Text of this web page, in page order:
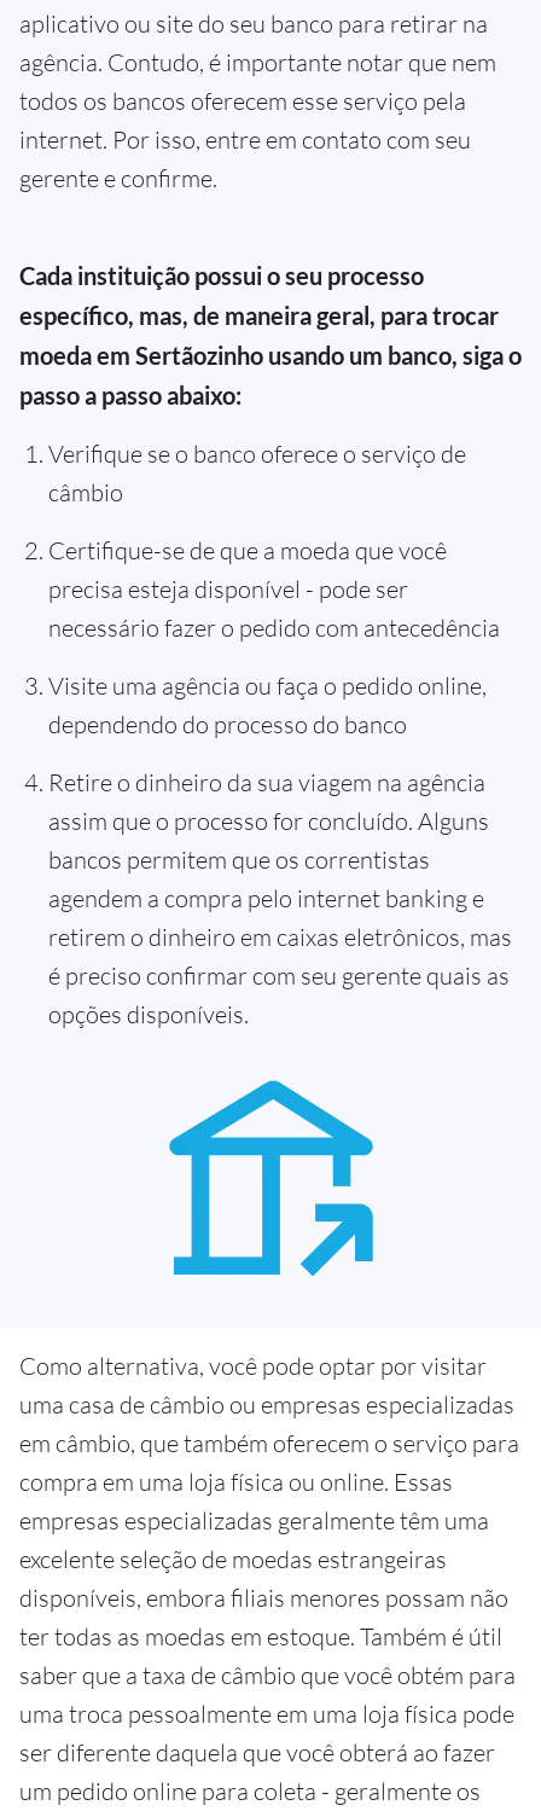
aplicativo ou site do seu banco para retirar na
agência. Contudo, é importante notar que nem
todos os bancos oferecem esse serviço pela
internet. Por isso, entre em contato com seu
gerente e confirme.
Cada instituição possui o seu processo
específico, mas, de maneira geral, para trocar
moeda em Sertãozinho usando um banco, siga o
passo a passo abaixo:
Verifique se o banco oferece o serviço de
câmbio
Certifique-se de que a moeda que você
precisa esteja disponível - pode ser
necessário fazer o pedido com antecedência
Visite uma agência ou faça o pedido online,
dependendo do processo do banco
Retire o dinheiro da sua viagem na agência
assim que o processo for concluído. Alguns
bancos permitem que os correntistas
agendem a compra pelo internet banking e
retirem o dinheiro em caixas eletrônicos, mas
é preciso confirmar com seu gerente quais as
opções disponíveis.
Como alternativa, você pode optar por visitar
uma casa de câmbio ou empresas especializadas
em câmbio, que também oferecem o serviço para
compra em uma loja física ou online. Essas
empresas especializadas geralmente têm uma
excelente seleção de moedas estrangeiras
disponíveis, embora filiais menores possam não
ter todas as moedas em estoque. Também é útil
saber que a taxa de câmbio que você obtém para
uma troca pessoalmente em uma loja física pode
ser diferente daquela que você obterá ao fazer
um pedido online para coleta - geralmente os